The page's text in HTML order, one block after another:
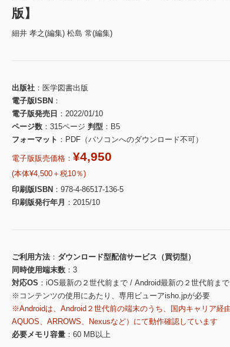
版】
細井 孝之(編集) 松島 常(編集)
出版社
医学図書出版
電子版ISBN
電子版発売日
2022/01/10
ページ数
315ページ 判型
B5
フォーマット
PDF（パソコンへのダウンロード不可）
電子版販売価格： ¥4,950
(本体¥4,500＋税10％)
印刷版ISBN
978-4-86517-136-5
印刷版発行年月
2015/10
ご利用方法
ダウンロード型配信サービス（買切型）
同時使用端末数
3
対応OS
iOS最新の２世代前まで / Android最新の２世代前まで
※コンテンツの使用にあたり、専用ビューアisho.jpが必要
※Androidは、Android２世代前の端末のうち、国内キャリア経
AQUOS、ARROWS、Nexusなど）にて動作確認しています
必要メモリ容量
60 MB以上